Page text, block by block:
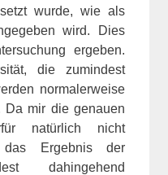
wurde, wie als
wird. Dies
ergeben.
die zumindest
normalerweise
Da mir die genauen
natürlich nicht
Ergebnis der
dahingehend